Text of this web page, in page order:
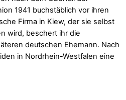
1941 buchstäblich vor ihren
Firma in Kiew, der sie selbst
wird, beschert ihr die
deutschen Ehemann. Nach
in Nordrhein-Westfalen eine